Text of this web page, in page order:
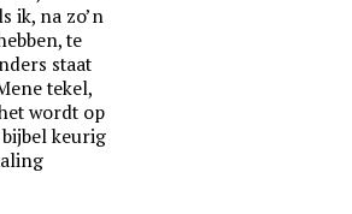
ik, na zo’n
te
staat
tekel,
wordt op
keurig